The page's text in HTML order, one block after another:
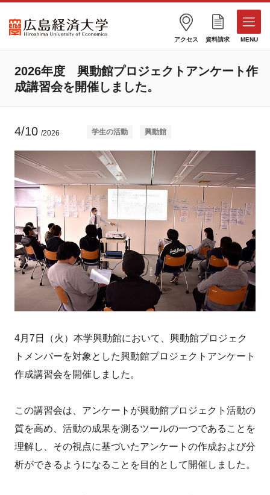
アクセス 資料請求 MENU
2026年度 興動館プロジェクトアンケート作
成講習会を開催しました。
4/10 /2026 学生の活動 興動館
4月7日（火）本学興動館において、興動館プロジェク
トメンバーを対象とした興動館プロジェクトアンケート
作成講習会を開催しました。
この講習会は、アンケートが興動館プロジェクト活動の
質を高め、活動の成果を測るツールの一つであることを
理解し、その視点に基づいたアンケートの作成および分
析ができるようになることを目的として開催しました。